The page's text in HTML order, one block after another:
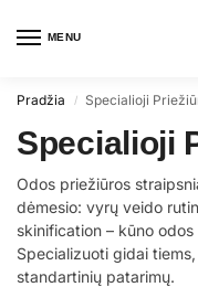
MENU
Pradžia / Specialioji
Specialioji
Odos priežiūros
dėmesio: vyrų veido
skinification – kūno
Specializuoti gidai
standartinių patarimų.